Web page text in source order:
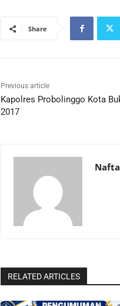
Share
Previous article
Kapolres Probolinggo Kota
2017
RELATED ARTICLES